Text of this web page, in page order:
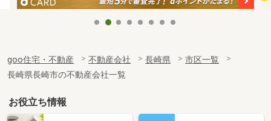
goo住宅・不動産 不動産会社 長崎県
市区一覧
長崎県長崎市の不動産会社一覧
お役立ち情報